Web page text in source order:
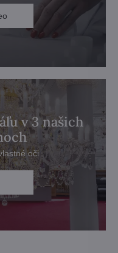
v 3 našich
oči